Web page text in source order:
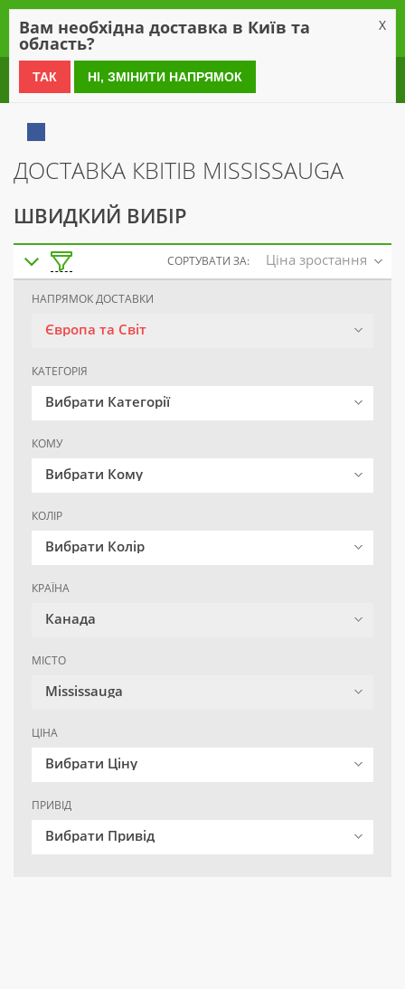
0 800 21 54 55
ДОСТАВКА КВІТІВ MISSISSAUGA
ШВИДКИЙ ВИБІР
СОРТУВАТИ ЗА: Ціна зростання
НАПРЯМОК ДОСТАВКИ
Європа та Світ
КАТЕГОРІЯ
Вибрати Категорії
КОМУ
Вибрати Кому
КОЛІР
Вибрати Колір
КРАЇНА
Канада
МІСТО
Mississauga
ЦІНА
Вибрати Ціну
ПРИВІД
Вибрати Привід
Вам необхідна доставка в Київ та
область?
X
ТАК НІ, ЗМІНИТИ НАПРЯМОК